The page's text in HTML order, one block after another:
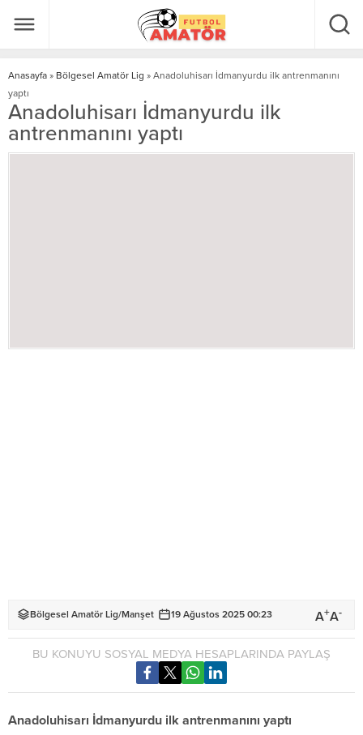
Anasayfa » Bölgesel Amatör Lig » Anadoluhisarı İdmanyurdu ilk antrenmanını
yaptı
Anadoluhisarı İdmanyurdu ilk
antrenmanını yaptı
Bölgesel Amatör Lig/Manşet 19 Ağustos 2025 00:23 A+A-
BU KONUYU SOSYAL MEDYA HESAPLARINDA PAYLAŞ
Anadoluhisarı İdmanyurdu ilk antrenmanını yaptı